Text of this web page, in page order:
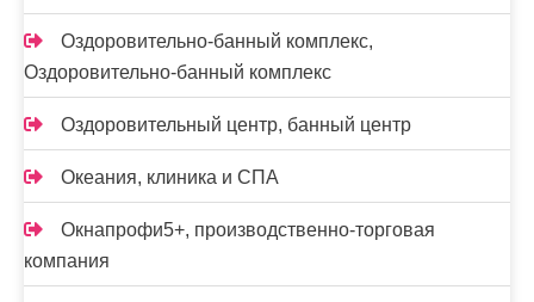
Оздоровительно-банный комплекс,
Оздоровительно-банный комплекс
Оздоровительный центр, банный центр
Океания, клиника и СПА
Окнапрофи5+, производственно-торговая
компания